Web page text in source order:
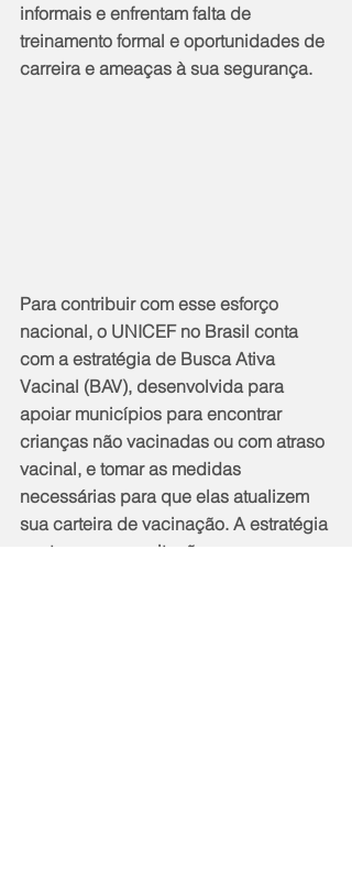
informais e enfrentam falta de
treinamento formal e oportunidades de
carreira e ameaças à sua segurança.
Para contribuir com esse esforço
nacional, o UNICEF no Brasil conta
com a estratégia de Busca Ativa
Vacinal (BAV), desenvolvida para
apoiar municípios para encontrar
crianças não vacinadas ou com atraso
vacinal, e tomar as medidas
necessárias para que elas atualizem
sua carteira de vacinação. A estratégia
conta com capacitações para